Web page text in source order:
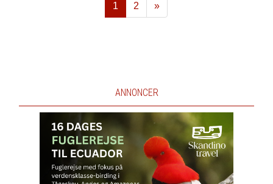
1 2
»
Næste
ANNONCER